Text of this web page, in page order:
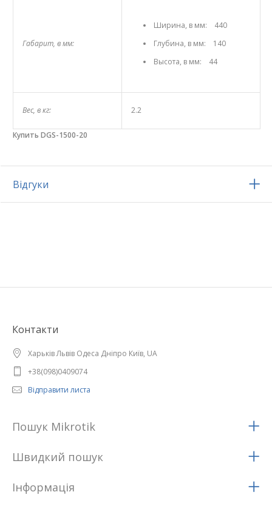
Габарит, в мм:
Ширина, в мм: 440
Глубина, в мм: 140
Высота, в мм: 44
Вес, в кг: 2.2
Купить DGS-1500-20
Відгуки
Контакти
Харьків Львів Одеса Дніпро Київ, UA
+38(098)0409074
Відправити листа
Пошук Mikrotik
Швидкий пошук
Iнформацiя